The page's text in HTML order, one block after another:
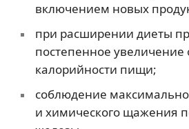
включением новых
при расширении диеты
постепенное
калорийности пищи;
соблюдение
и химического щажения